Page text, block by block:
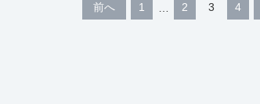
前へ 1 2 3 4